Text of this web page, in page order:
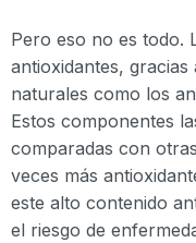
Pero eso no es todo.
antioxidantes,
naturales como los
Estos componentes
comparadas con
veces más
este alto contenido
el riesgo de